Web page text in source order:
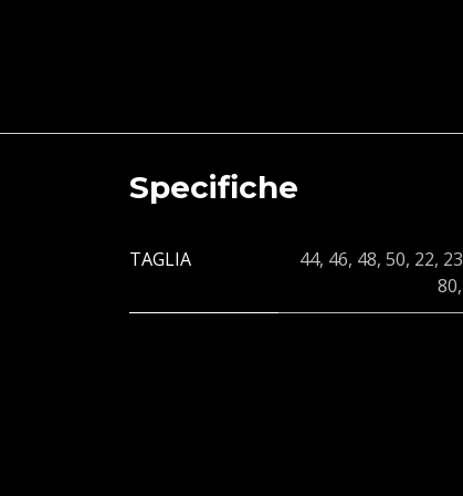
Specifiche
TAGLIA 44, 46, 48, 50, 22, 23
80,